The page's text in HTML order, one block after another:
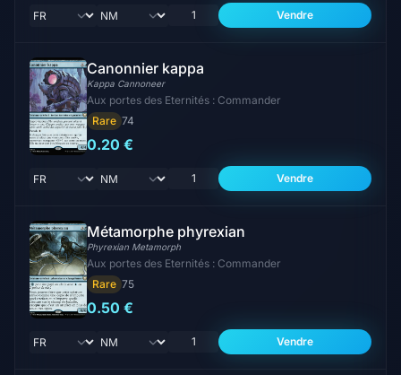
Vendre
Canonnier kappa
Kappa Cannoneer
Aux portes des Eternités : Commander
Rare 74
0.20 €
Vendre
Métamorphe phyrexian
Phyrexian Metamorph
Aux portes des Eternités : Commander
Rare 75
0.50 €
Vendre